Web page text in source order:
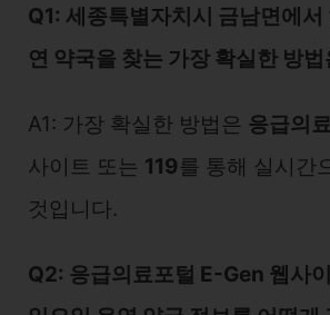
Q1: 세종특별자치시 금남면에서
연 약국을 찾는 가장 확실한 방
A1: 가장 확실한 방법은 응급의
사이트 또는 119를 통해 실시간
것입니다.
Q2: 응급의료포털 E-Gen 웹사